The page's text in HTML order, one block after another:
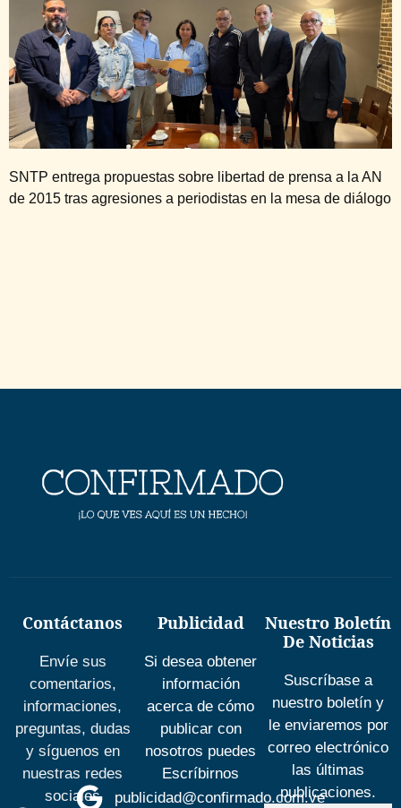
SNTP entrega propuestas sobre libertad de prensa a la AN
de 2015 tras agresiones a periodistas en la mesa de diálogo
Contáctanos
Envíe sus
comentarios,
informaciones,
preguntas, dudas
y síguenos en
nuestras redes
sociales
Publicidad
Si desea obtener
información
acerca de cómo
publicar con
nosotros puedes
Escríbirnos
publicidad@confirmado.com.ve
Nuestro Boletín
De Noticias
Suscríbase a
nuestro boletín y
le enviaremos por
correo electrónico
las últimas
publicaciones.